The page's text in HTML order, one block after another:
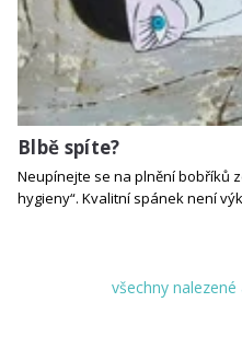
Blbě spíte?
Neupínejte se na plnění bobříků
hygieny“. Kvalitní spánek není
všechny